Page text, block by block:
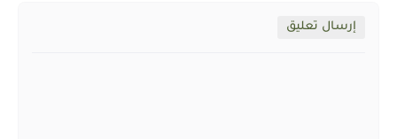
إرسال تعليق